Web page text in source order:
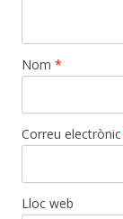
Nom *
Correu electrònic
Lloc web